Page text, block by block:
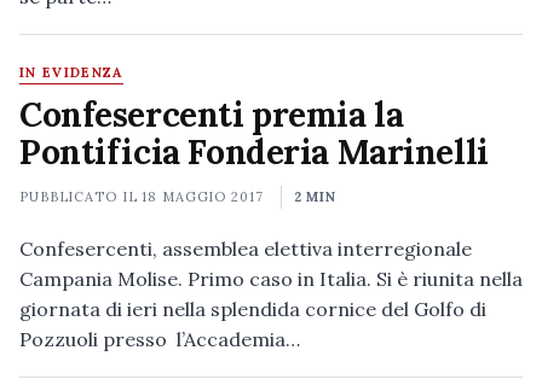
IN EVIDENZA
Confesercenti premia la
Pontificia Fonderia Marinelli
PUBBLICATO IL18 MAGGIO 2017 2 MIN
Confesercenti, assemblea elettiva interregionale
Campania Molise. Primo caso in Italia. Si è riunita nella
giornata di ieri nella splendida cornice del Golfo di
Pozzuoli presso l’Accademia…